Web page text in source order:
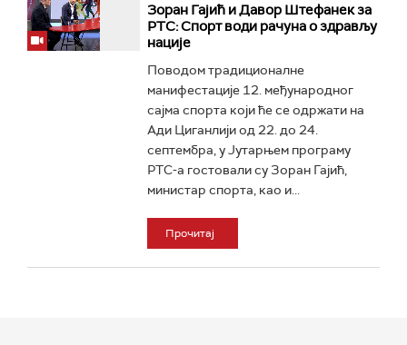
Зоран Гајић и Давор Штефанек за
РТС: Спорт води рачуна о здрављу
нације
Поводом традиционалне
манифестације 12. међународног
сајма спорта који ће се одржати на
Ади Циганлији од 22. до 24.
септембра, у Јутарњем програму
РТС-а гостовали су Зоран Гајић,
министар спорта, као и...
Прочитај